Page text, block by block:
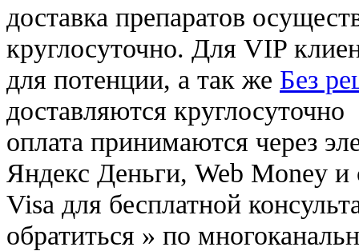
доставка препаратов
круглосуточно. Для VIP
для потенции, а так же Без
доставляются круглосуточно
оплата принимаются через
Яндекс Деньги, Web Money и
Visa для бесплатной
обратиться » по